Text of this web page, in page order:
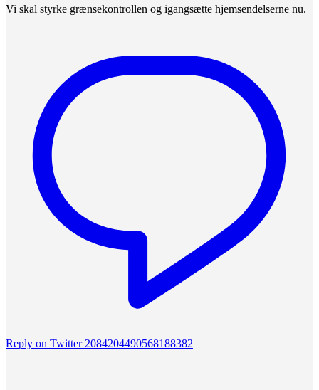
Vi skal styrke grænsekontrollen og igangsætte hjemsendelserne nu.
Reply on Twitter 2084204490568188382